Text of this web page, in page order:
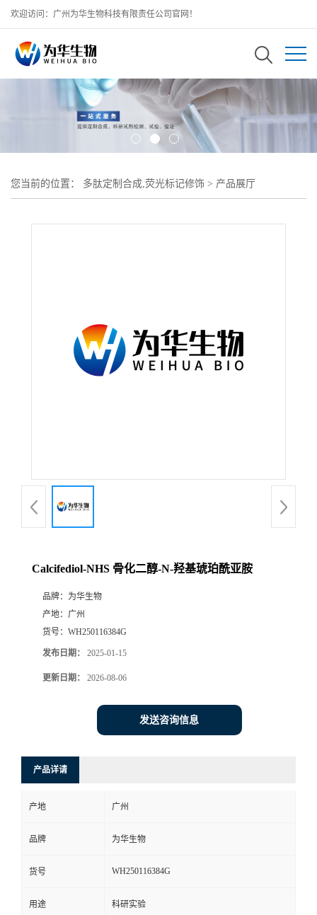
欢迎访问：广州为华生物科技有限责任公司官网！
您当前的位置： 多肽定制合成,荧光标记修饰 > 产品展厅
Calcifediol-NHS 骨化二醇-N-羟基琥珀酰亚胺
品牌： 为华生物
产地： 广州
货号： WH250116384G
发布日期： 2025-01-15
更新日期： 2026-08-06
发送咨询信息
产品详请
产地 广州
品牌 为华生物
货号 WH250116384G
用途 科研实验